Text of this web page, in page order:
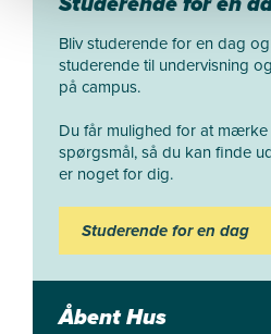
Bliv studerende for en dag
studerende til undervisning
på campus.
Du får mulighed for at
spørgsmål, så du kan finde
er noget for dig.
Studerende for en dag
Åbent Hus